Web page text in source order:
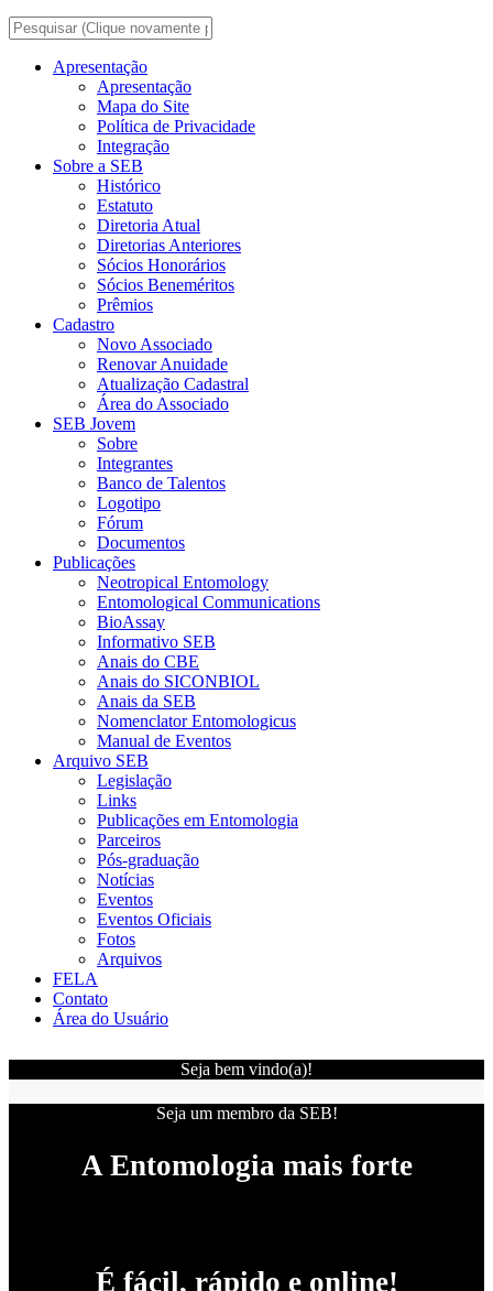
Apresentação
Apresentação
Mapa do Site
Política de Privacidade
Integração
Sobre a SEB
Histórico
Estatuto
Diretoria Atual
Diretorias Anteriores
Sócios Honorários
Sócios Beneméritos
Prêmios
Cadastro
Novo Associado
Renovar Anuidade
Atualização Cadastral
Área do Associado
SEB Jovem
Sobre
Integrantes
Banco de Talentos
Logotipo
Fórum
Documentos
Publicações
Neotropical Entomology
Entomological Communications
BioAssay
Informativo SEB
Anais do CBE
Anais do SICONBIOL
Anais da SEB
Nomenclator Entomologicus
Manual de Eventos
Arquivo SEB
Legislação
Links
Publicações em Entomologia
Parceiros
Pós-graduação
Notícias
Eventos
Eventos Oficiais
Fotos
Arquivos
FELA
Contato
Área do Usuário
Seja bem vindo(a)!
Seja um membro da SEB!
A Entomologia mais forte
É fácil, rápido e online!